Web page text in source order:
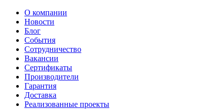
О компании
Новости
Блог
События
Сотрудничество
Вакансии
Сертификаты
Производители
Гарантия
Доставка
Реализованные проекты